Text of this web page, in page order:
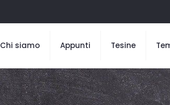
Chi siamo Appunti Tesine